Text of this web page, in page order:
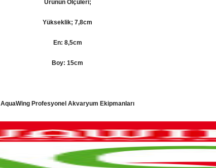
Ürünün Ölçüleri;
Yükseklik; 7,8cm
En: 8,5cm
Boy: 15cm
AquaWing Profesyonel Akvaryum Ekipmanları